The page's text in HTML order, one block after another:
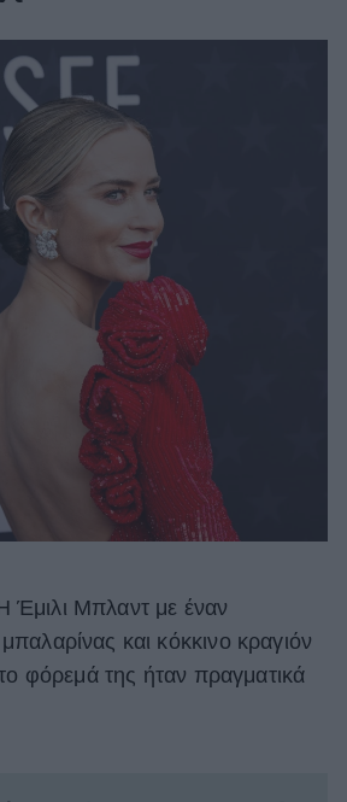
Μπλαντ με έναν
και κόκκινο κραγιόν
φόρεμά της ήταν πραγματικά